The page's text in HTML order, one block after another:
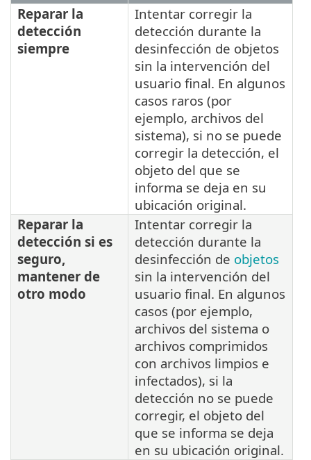
Reparar la
detección
siempre
Intentar corregir la
detección durante la
desinfección de objetos
sin la intervención del
usuario final. En algunos
casos raros (por
ejemplo, archivos del
sistema), si no se puede
corregir la detección, el
objeto del que se
informa se deja en su
ubicación original.
Reparar la
detección si es
seguro,
mantener de
otro modo
Intentar corregir la
detección durante la
desinfección de objetos
sin la intervención del
usuario final. En algunos
casos (por ejemplo,
archivos del sistema o
archivos comprimidos
con archivos limpios e
infectados), si la
detección no se puede
corregir, el objeto del
que se informa se deja
en su ubicación original.